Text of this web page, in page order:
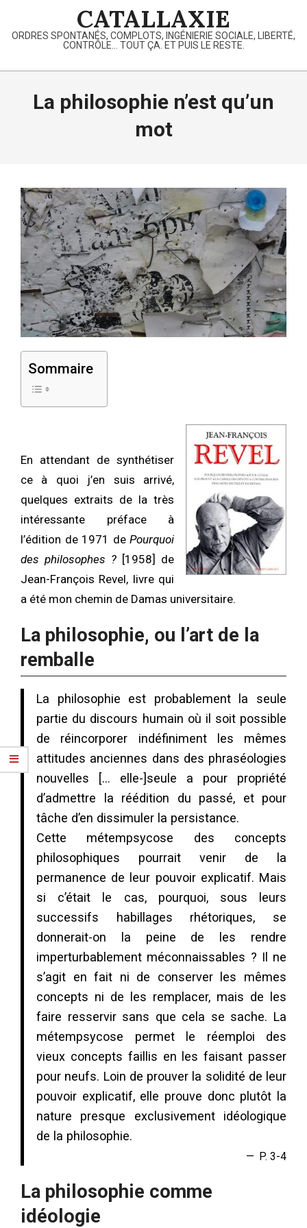
content
CATALLAXIE
ORDRES SPONTANÉS, COMPLOTS, INGÉNIERIE SOCIALE, LIBERTÉ,
CONTRÔLE… TOUT ÇA. ET PUIS LE RESTE.
Primary
La philosophie n’est qu’un
mot
Sommaire
En attendant de synthétiser
ce à quoi j’en suis arrivé,
quelques extraits de la très
intéressante préface à
l’édition de 1971 de Pourquoi
des philosophes ? [1958] de
Jean-François Revel, livre qui
a été mon chemin de Damas universitaire.
La philosophie, ou l’art de la
remballe
La philosophie est probablement la seule
partie du discours humain où il soit possible
de réincorporer indéfiniment les mêmes
attitudes anciennes dans des phraséologies
nouvelles [… elle-]seule a pour propriété
d’admettre la réédition du passé, et pour
tâche d’en dissimuler la persistance.
Cette métempsycose des concepts
philosophiques pourrait venir de la
permanence de leur pouvoir explicatif. Mais
si c’était le cas, pourquoi, sous leurs
successifs habillages rhétoriques, se
donnerait-on la peine de les rendre
imperturbablement méconnaissables ? Il ne
s’agit en fait ni de conserver les mêmes
concepts ni de les remplacer, mais de les
faire resservir sans que cela se sache. La
métempsycose permet le réemploi des
vieux concepts faillis en les faisant passer
pour neufs. Loin de prouver la solidité de leur
pouvoir explicatif, elle prouve donc plutôt la
nature presque exclusivement idéologique
de la philosophie.
P. 3-4
La philosophie comme
idéologie